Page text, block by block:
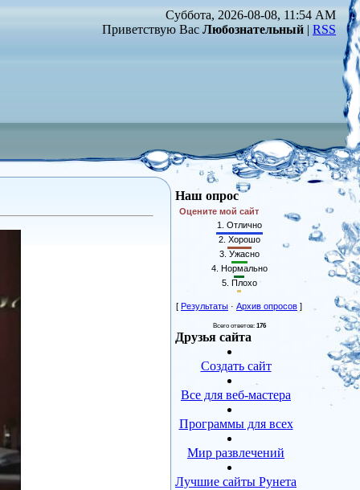
Суббота, 2026-08-08, 11:54 AM
Приветствую Вас Любознательный | RSS
Наш опрос
Оцените мой сайт
1. Отлично
2. Хорошо
3. Ужасно
4. Нормально
5. Плохо
[ Результаты · Архив опросов ]
Всего ответов: 176
Друзья сайта
Создать сайт
Все для веб-мастера
Программы для всех
Мир развлечений
Лучшие сайты Рунета